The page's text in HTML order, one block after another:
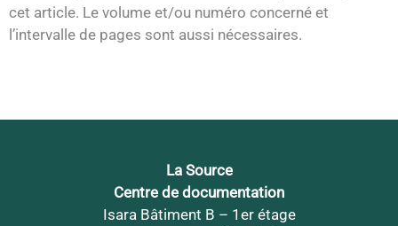
cet article. Le volume et/ou numéro concerné et
l’intervalle de pages sont aussi nécessaires.
La Source
Centre de documentation
Isara Bâtiment B – 1er étage